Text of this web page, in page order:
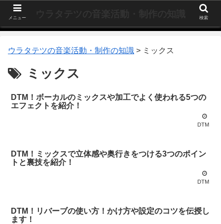
ウラタテツの音楽活動・制作の知識 > ミックス
ミックス
DTM！ボーカルのミックスや加工でよく使われる5つの
エフェクトを紹介！
DTM
DTM！ミックスで立体感や奥行きをつける3つのポイン
トと裏技を紹介！
DTM
DTM！リバーブの使い方！かけ方や設定のコツを伝授し
ます！
メニュー 検索